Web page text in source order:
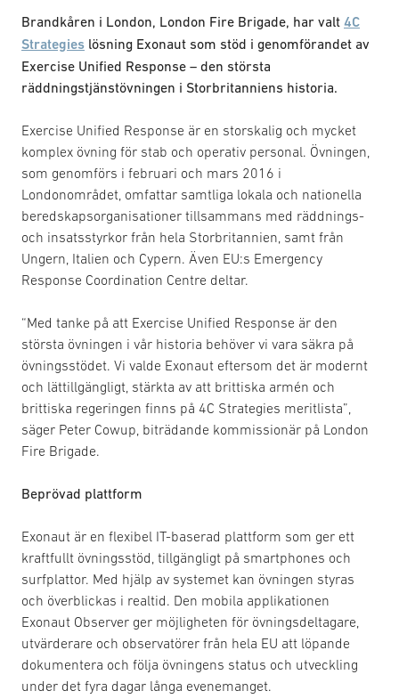
Brandkåren i London, London Fire Brigade, har valt 4C
Strategies lösning Exonaut som stöd i genomförandet av
Exercise Unified Response – den största
räddningstjänstövningen i Storbritanniens historia.
Exercise Unified Response är en storskalig och mycket
komplex övning för stab och operativ personal. Övningen,
som genomförs i februari och mars 2016 i
Londonområdet, omfattar samtliga lokala och nationella
beredskapsorganisationer tillsammans med räddnings-
och insatsstyrkor från hela Storbritannien, samt från
Ungern, Italien och Cypern. Även EU:s Emergency
Response Coordination Centre deltar.
“Med tanke på att Exercise Unified Response är den
största övningen i vår historia behöver vi vara säkra på
övningsstödet. Vi valde Exonaut eftersom det är modernt
och lättillgängligt, stärkta av att brittiska armén och
brittiska regeringen finns på 4C Strategies meritlista”,
säger Peter Cowup, biträdande kommissionär på London
Fire Brigade.
Beprövad plattform
Exonaut är en flexibel IT-baserad plattform som ger ett
kraftfullt övningsstöd, tillgängligt på smartphones och
surfplattor. Med hjälp av systemet kan övningen styras
och överblickas i realtid. Den mobila applikationen
Exonaut Observer ger möjligheten för övningsdeltagare,
utvärderare och observatörer från hela EU att löpande
dokumentera och följa övningens status och utveckling
under det fyra dagar långa evenemanget.